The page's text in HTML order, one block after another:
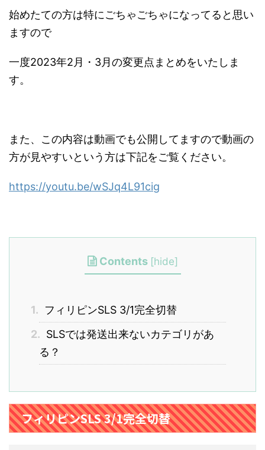
始めたての方は特にごちゃごちゃになってると思い
ますので
一度2023年2月・3月の変更点まとめをいたしま
す。
また、この内容は動画でも公開してますので動画の
方が見やすいという方は下記をご覧ください。
https://youtu.be/wSJq4L91cig
Contents [hide]
1.
フィリピンSLS 3/1完全切替
2. SLSでは発送出来ないカテゴリがあ
る？
フィリピンSLS 3/1完全切替